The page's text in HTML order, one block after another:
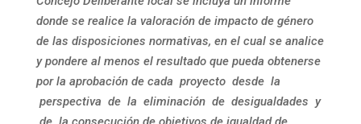
donde se realice la valoración de impacto de género
de las disposiciones normativas, en el cual se analice
y pondere al menos el resultado que pueda obtenerse
por la aprobación de cada proyecto desde la
perspectiva de la eliminación de desigualdades y